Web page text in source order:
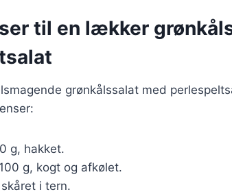
til en lækker
grønkålssalat med
g, hakket.
g, kogt og afkølet.
skåret i tern.